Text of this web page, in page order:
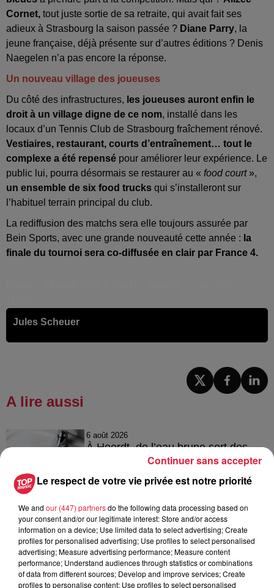
Cornet, tout juste sortie de sa retraite, qui avait fait ses
adieux à Strasbourg la saison passée ? Diane Parry, la
jeune française, déjà présente sur d’autres éditions ? Denis
Naegelen n’a pas encore la réponse.
Un nouveau village des joueuses
Du côté des infrastructures, les joueuses auront enfin le
droit à un village digne de ce nom, installé dans les
locaux d’un Tennis Club de Strasbourg fraîchement rénové.
Vestiaires, restaurant, courts d’entraînement… tout le
complexe a été repensé pour améliorer leur expérience. Le
public lui, pourra désormais se restaurer au « food court»,
un ensemble de six food trucks qui s’installeront sur
l’habituel terrain principal du club.
La rediffusion des matchs sera elle toujours assurée par
Bein Sports, avec une grande nouveauté cette année : la
finale du tournoi sera co-diffusée en clair par France 4.
Jules Scheuer
A lire aussi
6 août 2026
À Hoerdt, de l’eau brune sort des
6 août 2026
Tags antisémites à Strasbourg :
Catherine Trautmann réagit
Le respect de votre vie privée est notre priorité
We and our (447) partnersdo the following data processing based on
your consent and/or our legitimate interest: Store and/or access
information on a device; Use limited data to select advertising; Create
profiles for personalised advertising; Use profiles to select personalised
advertising; Measure advertising performance; Measure content
performance; Understand audiences through statistics or combinations
of data from different sources; Develop and improve services; Create
profiles to personalise content; Use profiles to select personalised
Continuer sans accepter